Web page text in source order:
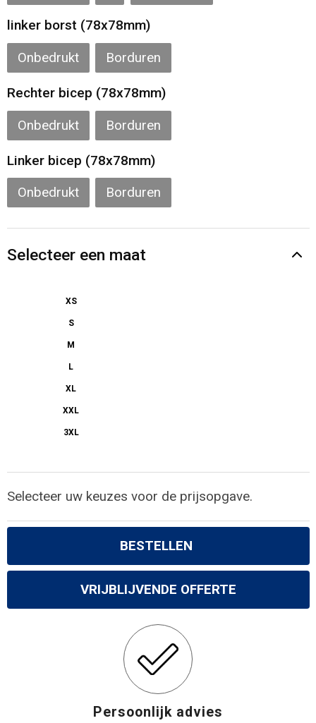
linker borst (78x78mm)
Onbedrukt Borduren
Rechter bicep (78x78mm)
Onbedrukt Borduren
Linker bicep (78x78mm)
Onbedrukt Borduren
Selecteer een maat
XS
S
M
L
XL
XXL
3XL
Selecteer uw keuzes voor de prijsopgave.
BESTELLEN
VRIJBLIJVENDE OFFERTE
Persoonlijk advies